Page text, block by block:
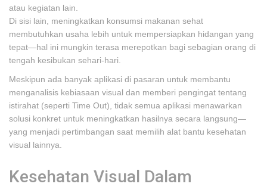
atau kegiatan lain.
Di sisi lain, meningkatkan konsumsi makanan sehat
membutuhkan usaha lebih untuk mempersiapkan hidangan yang
tepat—hal ini mungkin terasa merepotkan bagi sebagian orang di
tengah kesibukan sehari-hari.
Meskipun ada banyak aplikasi di pasaran untuk membantu
menganalisis kebiasaan visual dan memberi pengingat tentang
istirahat (seperti Time Out), tidak semua aplikasi menawarkan
solusi konkret untuk meningkatkan hasilnya secara langsung—
yang menjadi pertimbangan saat memilih alat bantu kesehatan
visual lainnya.
Kesehatan Visual Dalam